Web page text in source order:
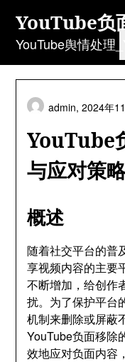
content
YouTube负
YouTube舆情处理
YouTube
与应对策
admin,2024年
概述
随着社交平台的普
享视频内容的主要
不断增加，给创作
扰。为了保护平台
机制来删除或屏蔽
YouTube负面移除
效地应对负面内容